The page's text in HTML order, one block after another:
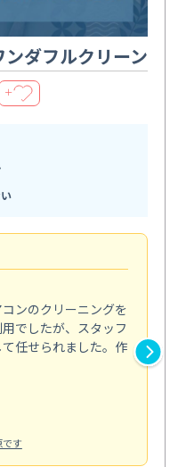
ダフルクリーン
＋
ンのクリーニングを
でしたが、スタッフ
任せられました。作
す